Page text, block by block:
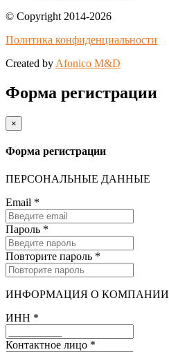
© Copyright 2014-2026
Политика конфиденциальности
Created byAfonico M&D
Форма регистрации
×
Форма регистрации
ПЕРСОНАЛЬНЫЕ ДАННЫЕ
Email *
Пароль *
Повторите пароль *
ИНФОРМАЦИЯ О КОМПАНИИ
ИНН *
Контактное лицо *